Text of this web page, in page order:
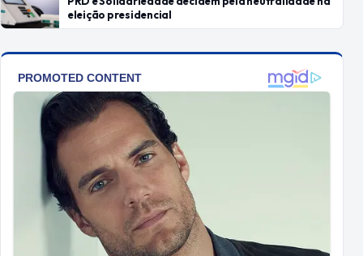
eleição presidencial